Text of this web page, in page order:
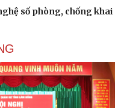
số phòng, chống khai